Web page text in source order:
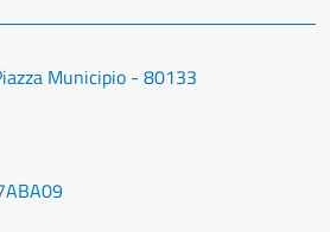
Municipio - 80133